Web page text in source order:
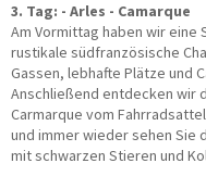
3. Tag: - Arles - Camarque
Am Vormittag haben wir
rustikale südfranzösische
Gassen, lebhafte Plätze und
Anschließend entdecken wir
Carmarque vom
und immer wieder sehen Sie
mit schwarzen Stieren und